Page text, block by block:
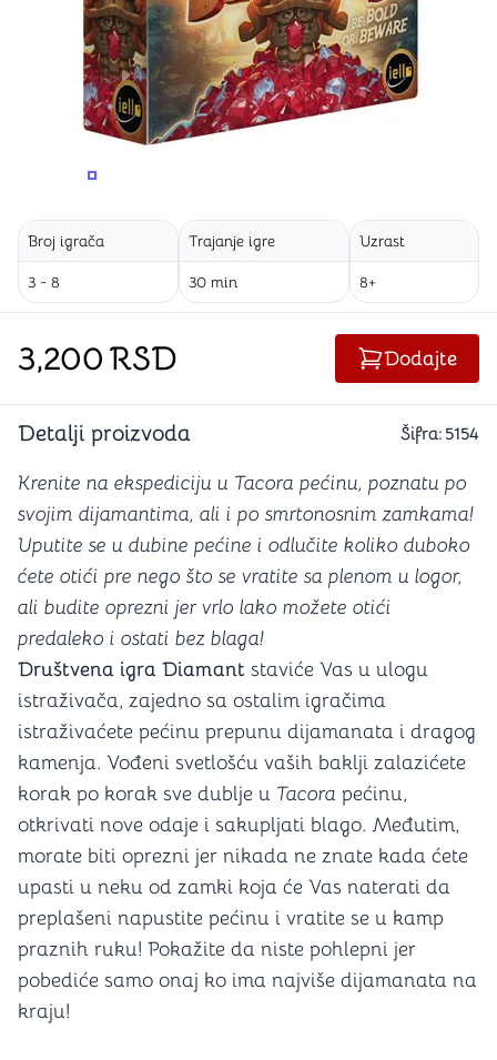
PROMENITE UGAO GLEDANJA
Broj igrača
3 - 8
Trajanje igre
30 min
Uzrast
8+
3,200RSD Dodajte
Detalji proizvoda Šifra: 5154
Krenite na ekspediciju u Tacora pećinu, poznatu po
svojim dijamantima, ali i po smrtonosnim zamkama!
Uputite se u dubine pećine i odlučite koliko duboko
ćete otići pre nego što se vratite sa plenom u logor,
ali budite oprezni jer vrlo lako možete otići
predaleko i ostati bez blaga!
Društvena igra Diamant staviće Vas u ulogu
istraživača, zajedno sa ostalim igračima
istraživaćete pećinu prepunu dijamanata i dragog
kamenja. Vođeni svetlošću vaših baklji zalazićete
korak po korak sve dublje u Tacora pećinu,
otkrivati nove odaje i sakupljati blago. Međutim,
morate biti oprezni jer nikada ne znate kada ćete
upasti u neku od zamki koja će Vas naterati da
preplašeni napustite pećinu i vratite se u kamp
praznih ruku! Pokažite da niste pohlepni jer
pobediće samo onaj ko ima najviše dijamanata na
kraju!